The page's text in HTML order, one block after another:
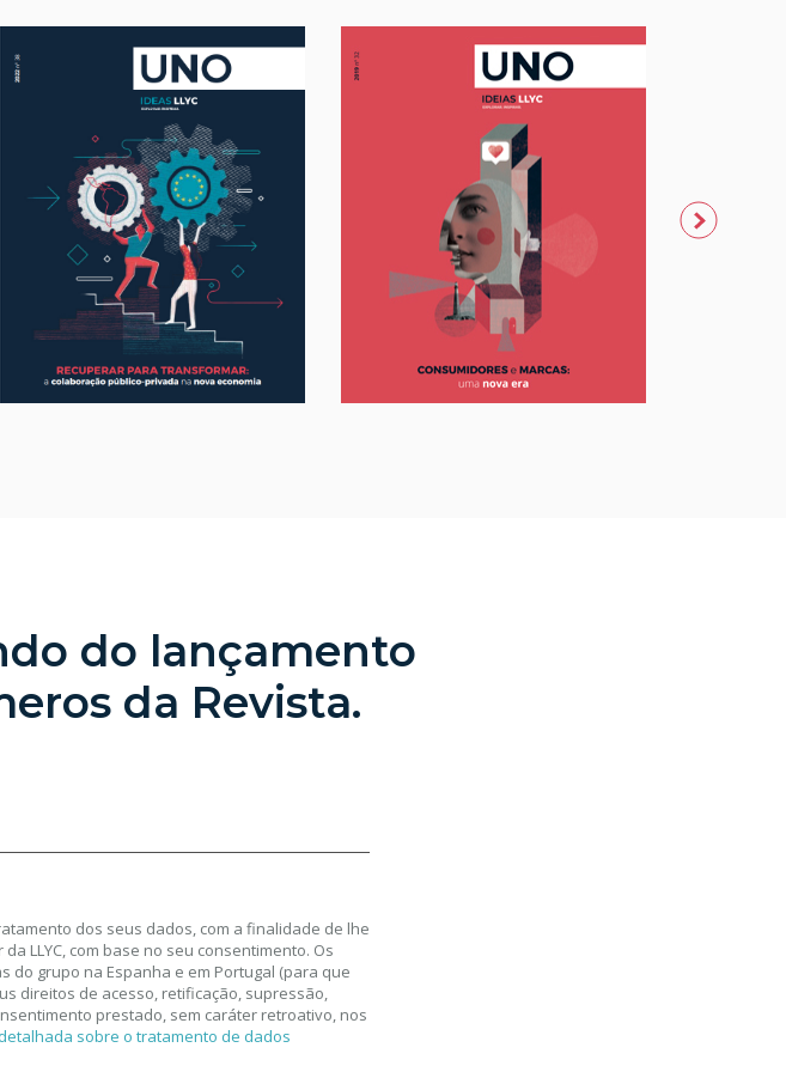
do lançamento
da Revista.
tratamento dos seus dados, com a finalidade de lhe
LLYC, com base no seu consentimento. Os
grupo na Espanha e em Portugal (para que
direitos de acesso, retificação, supressão,
prestado, sem caráter retroativo, nos
sobre o tratamento de dados